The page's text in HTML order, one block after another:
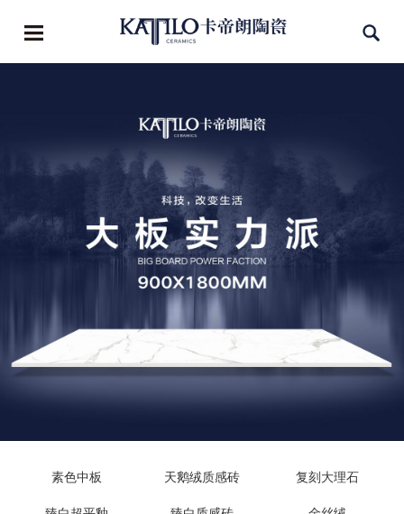
素色中板 天鹅绒质感砖 复刻大理石